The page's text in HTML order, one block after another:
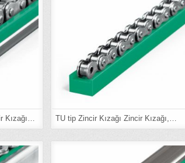
Kızağı… TU tip Zincir Kızağı Zincir Kızağı,…